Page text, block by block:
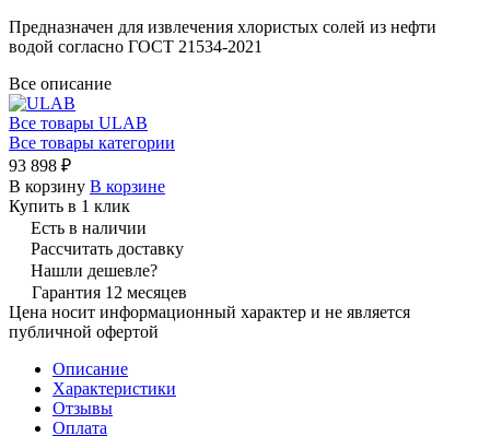
Предназначен для извлечения хлористых солей из нефти
водой согласно ГОСТ 21534-2021
Все описание
Все товары ULAB
Все товары категории
93 898 ₽
В корзину В корзине
Купить в 1 клик
Есть в наличии
Рассчитать доставку
Нашли дешевле?
Гарантия 12 месяцев
Цена носит информационный характер и не является
публичной офертой
Описание
Характеристики
Отзывы
Оплата